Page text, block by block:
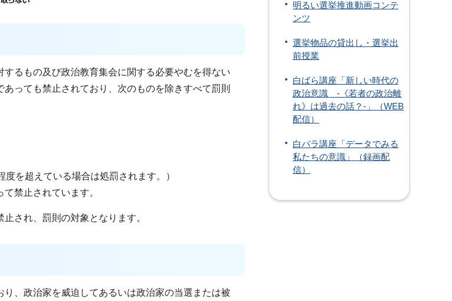
るもの及び政治教育集会に関する必要やむを得ない
っても禁止されており、次のものを除きすべて罰則
を超えている場合は処罰されます。）
禁止されています。
され、罰則の対象となります。
、政治家を威迫してあるいは政治家の当選または被
明るい選挙推進動画コンテ
ンツ
選挙物品の貸出し・選挙出
前授業
白ばら講座「新しい時代の
政治意識 -《若者の政治離
れ》は過去の話？-」（WEB
配信）
白バラ講座「データでみる
私たちの意識」（録画配
信）